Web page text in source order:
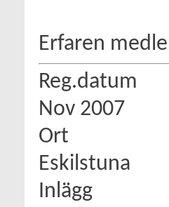
Erfaren
Reg.datum
Nov 2007
Ort
Eskilstuna
Inlägg